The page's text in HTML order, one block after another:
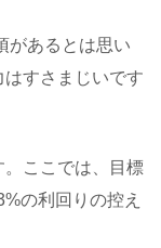
があるとは思い
すさまじいです
ここでは、目標
の利回りの控え